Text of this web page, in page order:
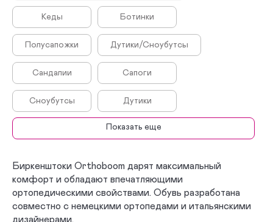
Кеды Ботинки
Полусапожки Дутики/Сноубутсы
Сандалии Сапоги
Сноубутсы Дутики
Босоножки
Полуботинки Туфли
Весна - Осень
Показать еще
Биркенштоки Orthoboom дарят максимальный
комфорт и обладают впечатляющими
ортопедическими свойствами. Обувь разработана
совместно с немецкими ортопедами и итальянскими
дизайнерами.